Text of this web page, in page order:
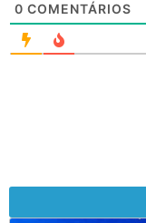
0 COMENTÁRIOS